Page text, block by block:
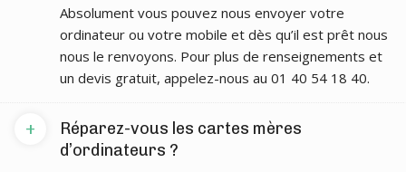
Absolument vous pouvez nous envoyer votre
ordinateur ou votre mobile et dès qu’il est prêt nous
nous le renvoyons. Pour plus de renseignements et
un devis gratuit, appelez-nous au 01 40 54 18 40.
Réparez-vous les cartes mères
d’ordinateurs ?
+